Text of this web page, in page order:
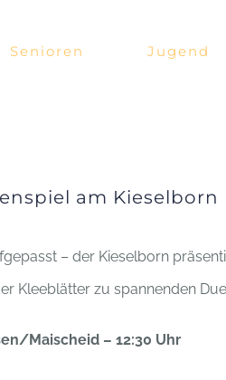
Senioren Jugend
am Kieselborn
– der Kieselborn
Kleeblätter zu spannenden
Maischeid – 12:30 Uhr